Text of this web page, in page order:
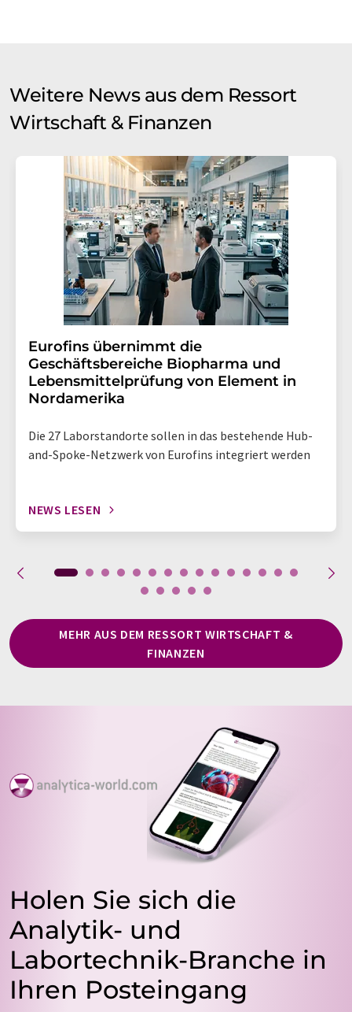
Weitere News aus dem Ressort
Wirtschaft & Finanzen
Eurofins übernimmt die
Geschäftsbereiche Biopharma und
Lebensmittelprüfung von Element in
Nordamerika
Die 27 Laborstandorte sollen in das bestehende Hub-
and-Spoke-Netzwerk von Eurofins integriert werden
NEWS LESEN
MEHR AUS DEM RESSORT WIRTSCHAFT &
FINANZEN
Holen Sie sich die
Analytik- und
Labortechnik-Branche in
Ihren Posteingang